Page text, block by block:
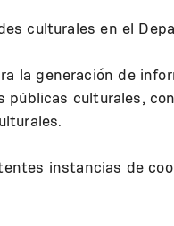
culturales en el
la generación de
culturales,
instancias de